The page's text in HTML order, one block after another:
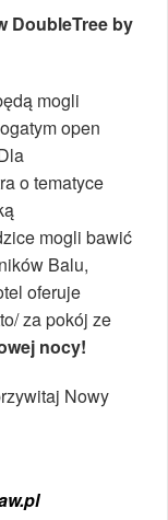
DoubleTree by
mogli
open
o tematyce
mogli bawić
Balu,
oferuje
za pokój ze
nocy!
Nowy